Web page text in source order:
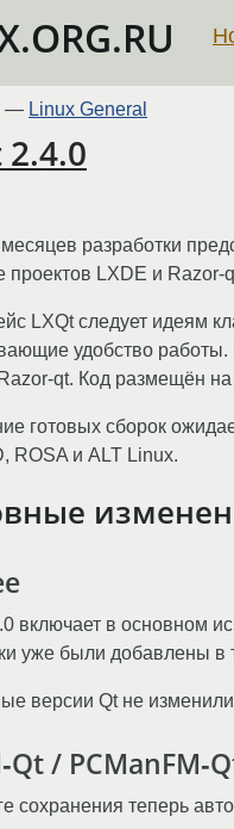
— Linux General
2.4.0
разработки
проектов LXDE и Razor-
LXQt следует идеям
удобство работы.
qt. Код размещён
готовых сборок
ROSA и ALT Linux.
включает в основном
уже были добавлены в
версии Qt не
/
сохранения теперь